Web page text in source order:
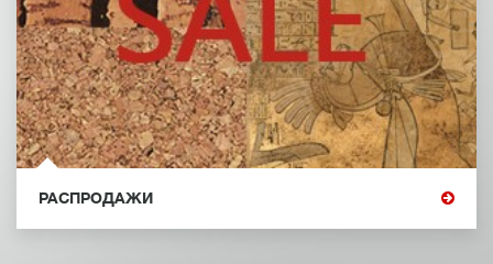
РАСПРОДАЖИ